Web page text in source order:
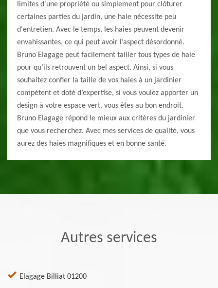
limites d'une propriété ou simplement pour clôturer
certaines parties du jardin, une haie nécessite peu
d'entretien. Avec le temps, les haies peuvent devenir
envahissantes, ce qui peut avoir l’aspect désordonné.
Bruno Elagage peut facilement tailler tous types de haie
pour qu’ils retrouvent un bel aspect. Ainsi, si vous
souhaitez confier la taille de vos haies à un jardinier
compétent et doté d’expertise, si vous voulez apporter un
design à votre espace vert, vous êtes au bon endroit.
Bruno Elagage répond le mieux aux critères du jardinier
que vous recherchez. Avec mes services de qualité, vous
aurez des haies magnifiques et en bonne santé.
Autres services
Elagage Billiat 01200